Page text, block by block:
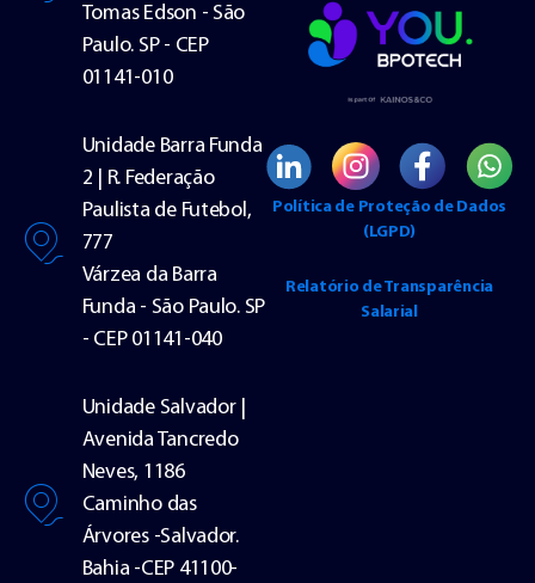
Tomas Edson - São
Paulo. SP - CEP
01141-010
Unidade Barra Funda
2 | R. Federação
Paulista de Futebol,
777
Várzea da Barra
Funda - São Paulo. SP
- CEP 01141-040
Unidade Salvador |
Avenida Tancredo
Neves, 1186
Caminho das
Árvores -Salvador.
Bahia -CEP 41100-
Política de Proteção de Dados
(LGPD)
Relatório de Transparência
Salarial